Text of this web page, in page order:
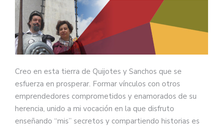
Creo en esta tierra de Quijotes y Sanchos que se
esfuerza en prosperar. Formar vínculos con otros
emprendedores comprometidos y enamorados de su
herencia, unido a mi vocación en la que disfruto
enseñando “mis” secretos y compartiendo historias es